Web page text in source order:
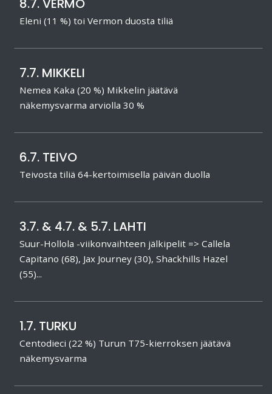
8.7. VERMO
Eleni (11 %) toi Vermon duosta tiliä
7.7. MIKKELI
Nemea Kaka (20 %) Mikkelin jäätävä
näkemysvarma arviolla 30 %
6.7. TEIVO
Teivosta tiliä 64-kertoimisella päivän duolla
3.7. & 4.7. & 5.7. LAHTI
Suur-Hollola -viikonvaihteen jälkipelit => Callela
Capitano (68), Jax Journey (30), Shackhills Hazel
(55)...
1.7. TURKU
Centodieci (22 %) Turun T75-kierroksen jäätävä
näkemysvarma